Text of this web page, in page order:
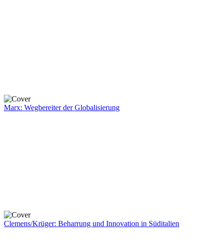
Marx: Wegbereiter der Globalisierung
Clemens/Krüger: Beharrung und Innovation in Süditalien